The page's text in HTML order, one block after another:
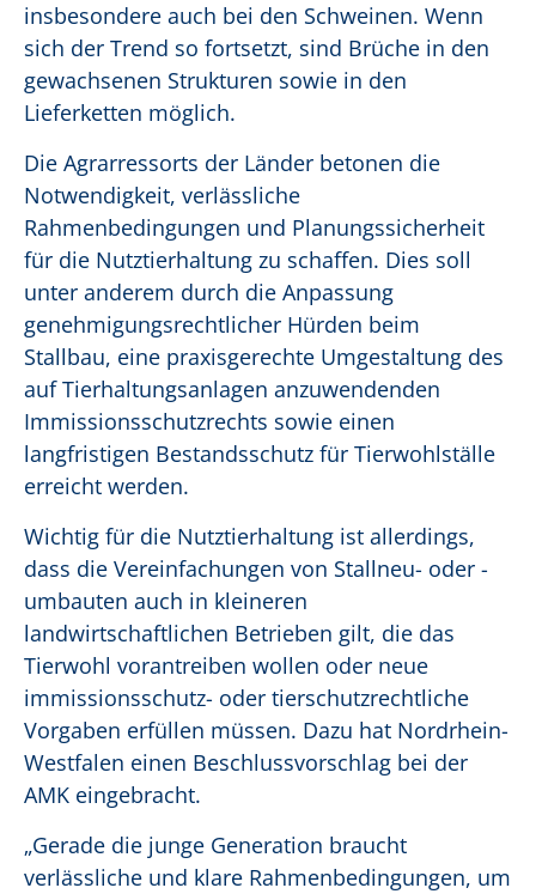
insbesondere auch bei den Schweinen. Wenn
sich der Trend so fortsetzt, sind Brüche in den
gewachsenen Strukturen sowie in den
Lieferketten möglich.
Die Agrarressorts der Länder betonen die
Notwendigkeit, verlässliche
Rahmenbedingungen und Planungssicherheit
für die Nutztierhaltung zu schaffen. Dies soll
unter anderem durch die Anpassung
genehmigungsrechtlicher Hürden beim
Stallbau, eine praxisgerechte Umgestaltung des
auf Tierhaltungsanlagen anzuwendenden
Immissionsschutzrechts sowie einen
langfristigen Bestandsschutz für Tierwohlställe
erreicht werden.
Wichtig für die Nutztierhaltung ist allerdings,
dass die Vereinfachungen von Stallneu- oder -
umbauten auch in kleineren
landwirtschaftlichen Betrieben gilt, die das
Tierwohl vorantreiben wollen oder neue
immissionsschutz- oder tierschutzrechtliche
Vorgaben erfüllen müssen. Dazu hat Nordrhein-
Westfalen einen Beschlussvorschlag bei der
AMK eingebracht.
„Gerade die junge Generation braucht
verlässliche und klare Rahmenbedingungen, um